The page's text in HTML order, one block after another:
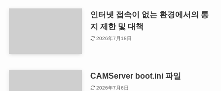
인터넷 접속이 없는 환경에서의 통
지 제한 및 대책
2026年7月18日
CAMServer boot.ini 파일
2026年7月6日